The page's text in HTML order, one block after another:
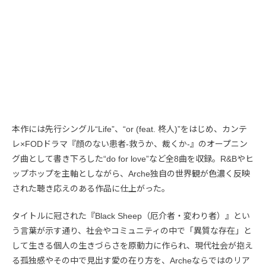
本作には先行シングル“Life”、“or (feat. 柊人)”をはじめ、カンテ
レ×FODドラマ『顔のない患者-救うか、裁くか-』のオープニン
グ曲として書き下ろした“do for love”など全8曲を収録。R&Bやヒ
ップホップを主軸としながら、Arche独自の世界観が色濃く反映
された聴き応えのある作品に仕上がった。
タイトルに冠された『Black Sheep（厄介者・変わり者）』とい
う言葉が示す通り、社会やコミュニティの中で「異質な存在」と
して生きる個人の生きづらさを原動力に作られ、現代社会が抱え
る孤独感やその中で見出す愛の在り方を、Archeならではのリア